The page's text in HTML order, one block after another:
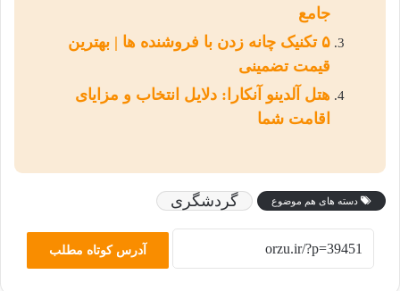
جامع
۵ تکنیک چانه زدن با فروشنده ها | بهترین
قیمت تضمینی
هتل آلدینو آنکارا: دلایل انتخاب و مزایای
اقامت شما
دسته های هم موضوع گردشگری
آدرس کوتاه مطلب